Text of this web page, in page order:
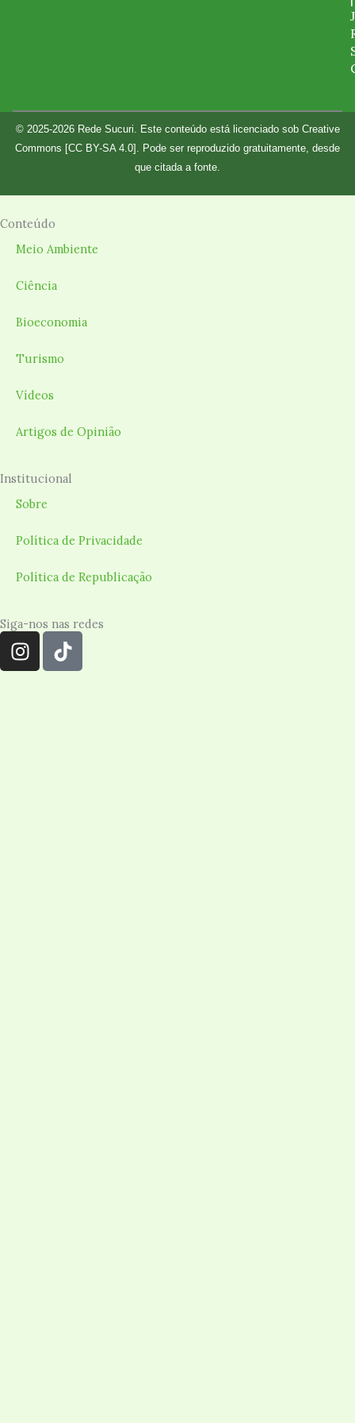
© 2025-2026 Rede Sucuri. Este conteúdo está licenciado sob Creative
Commons [CC BY-SA 4.0]. Pode ser reproduzido gratuitamente, desde
que citada a fonte.
Conteúdo
Meio Ambiente
Ciência
Bioeconomia
Turismo
Vídeos
Artigos de Opinião
Institucional
Sobre
Política de Privacidade
Política de Republicação
Siga-nos nas redes
I
n
s
T
i
k